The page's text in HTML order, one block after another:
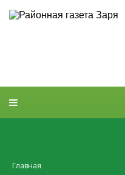
Главная